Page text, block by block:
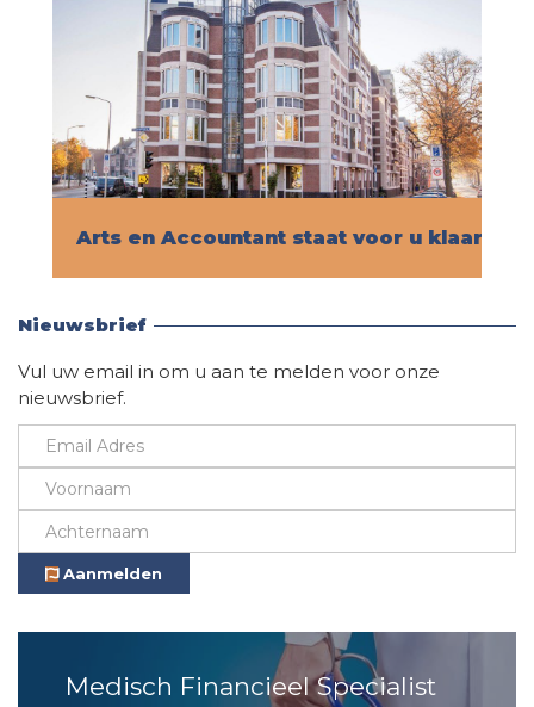
Arts en Accountant staat voor u klaar!
Nieuwsbrief
Vul uw email in om u aan te melden voor onze
nieuwsbrief.
Aanmelden
Medisch Financieel Specialist